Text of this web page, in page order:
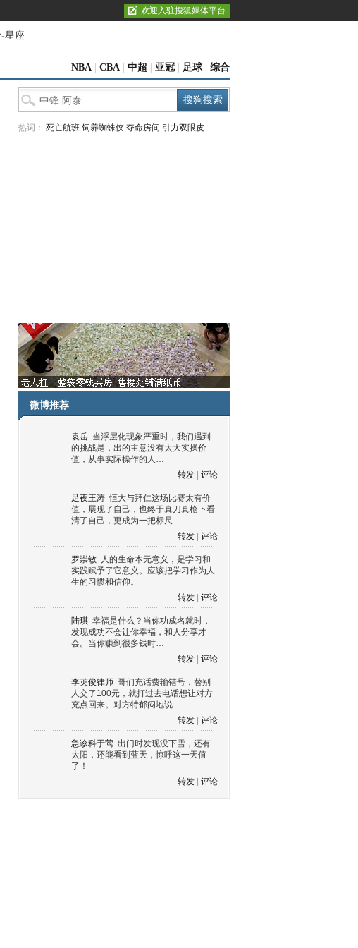
欢迎入驻搜狐媒体平台
-星座
NBA CBA 中超 亚冠 足球 综合
热词： 死亡航班 饲养蜘蛛侠 夺命房间 引力双眼皮
微博推荐
袁岳 当浮层化现象严重时，我们遇到
的挑战是，出的主意没有太大实操价
值，从事实际操作的人…
转发
评论
足夜王涛 恒大与拜仁这场比赛太有价
值，展现了自己，也终于真刀真枪下看
清了自己，更成为一把标尺…
转发
评论
罗崇敏 人的生命本无意义，是学习和
实践赋予了它意义。应该把学习作为人
生的习惯和信仰。
转发
评论
陆琪 幸福是什么？当你功成名就时，
发现成功不会让你幸福，和人分享才
会。当你赚到很多钱时…
转发
评论
李英俊律师 哥们充话费输错号，替别
人交了100元，就打过去电话想让对方
充点回来。对方特郁闷地说…
转发
评论
急诊科于莺 出门时发现没下雪，还有
太阳，还能看到蓝天，惊呼这一天值
了！
转发
评论